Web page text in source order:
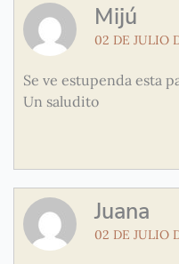
Mijú
02 DE JULIO
Se ve estupenda esta
Un saludito
Juana
02 DE JULIO